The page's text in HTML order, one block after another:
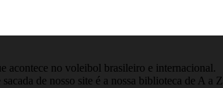
acontece no voleibol brasileiro e internacional.
de nosso site é a nossa biblioteca de A a Z